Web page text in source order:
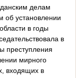
делам
об установлении
в годы
в
преступления
мирного
входящих в